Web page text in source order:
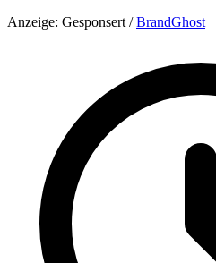
Anzeige: Gesponsert / BrandGhost